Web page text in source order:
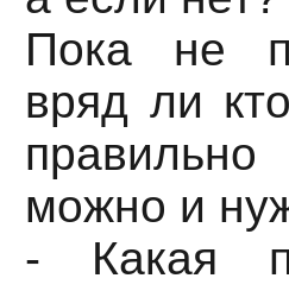
Пока не
вряд ли
можно и
- Какая